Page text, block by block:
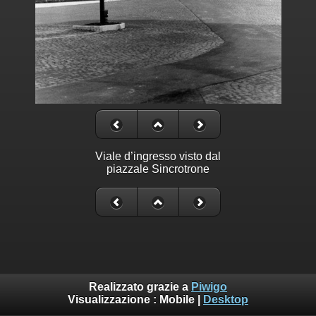
Viale d’ingresso visto dal
piazzale Sincrotrone
Realizzato grazie a Piwigo
Visualizzazione : Mobile Desktop